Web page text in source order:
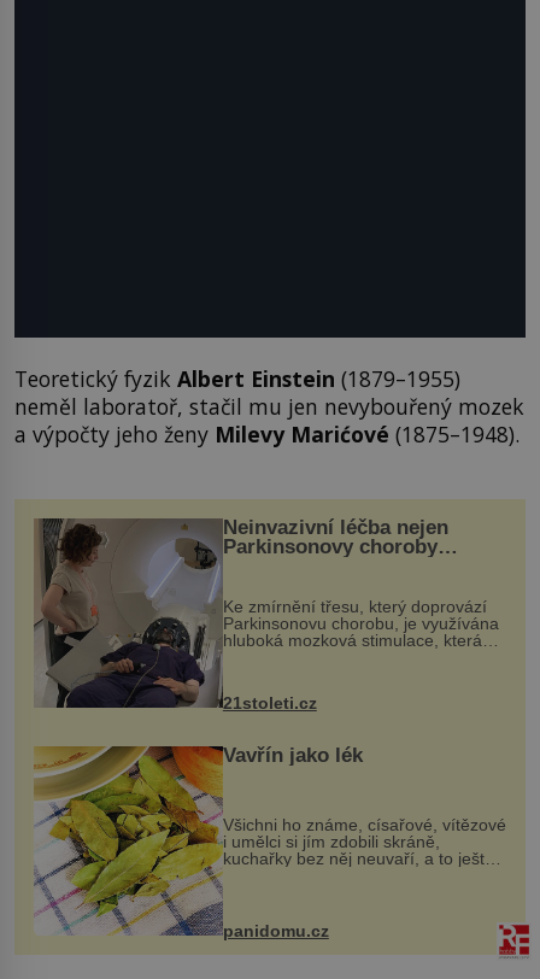
Teoretický fyzik Albert Einstein (1879–1955)
neměl laboratoř, stačil mu jen nevybouřený mozek
a výpočty jeho ženy Milevy Marićové (1875–1948).
Neinvazivní léčba nejen
Parkinsonovy choroby
Ke zmírnění třesu, který doprovází
Parkinsonovu chorobu, je využívána
hluboká mozková stimulace, která
však vyžaduje vysoce invazivní
k dostatečně přesnému zacílení ...
21stoleti.cz
Vavřín jako lék
Všichni ho známe, císařové, vítězové
i umělci si jím zdobili skráně,
kuchařky bez něj neuvaří, a to ještě
nevíte, že bobkový list může výrazně
zmírnit některé naše neduhy.
Obsahuje v malém množství ně...
panidomu.cz